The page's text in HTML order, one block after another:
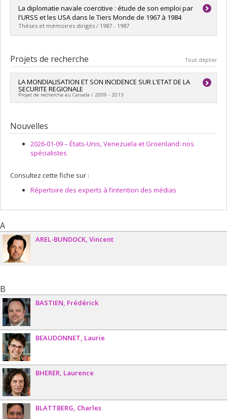
Diplômé(e) : Lhotelin, Pierre
Cycle : Maîtrise
Diplôme obtenu :M. Sc.
Lien vers le document dans Papyrus
La diplomatie navale coercitive : étude de son emploi par
l'URSS et les USA dans le Tiers Monde de 1967 à 1984
Thèses et mémoires dirigés / 1987 - 1987
Cycle : Maîtrise
Diplôme obtenu :M. Sc.
Lien vers le document dans Papyrus
Projets de recherche Tout déplier
LA MONDIALISATION ET SON INCIDENCE SUR L'ETAT DE LA
SECURITE REGIONALE
Projet de recherche au Canada / 2009 - 2013
Co-chercheurs :
Sources de financement :FRQSC/Fonds de recherche du
Québec - Société et culture (FQRSC)
Programmes de subvention :
Soutien aux équipes de recherche - Stade de développement
Nouvelles
2026-01-09 – États-Unis, Venezuela et Groenland: nos
spécialistes
Consultez cette fiche sur :
Répertoire des experts à l’intention des médias
A
AREL-BUNDOCK Vincent
B
BASTIEN Frédérick
BEAUDONNET Laurie
BHERER Laurence
BLATTBERG Charles